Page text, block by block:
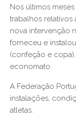
Nos últimos
trabalhos relativos
nova intervenção
forneceu e
(confeção e
economato.
A Federação
instalações,
atletas.